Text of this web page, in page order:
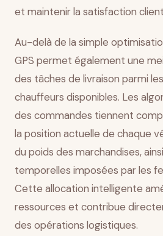
et maintenir la satisfaction
Au-delà de la simple
GPS permet également une
des tâches de livraison parmi
chauffeurs disponibles. Les
des commandes tiennent
la position actuelle de chaque
du poids des marchandises,
temporelles imposées par les
Cette allocation intelligente
ressources et contribue
des opérations logistiques.